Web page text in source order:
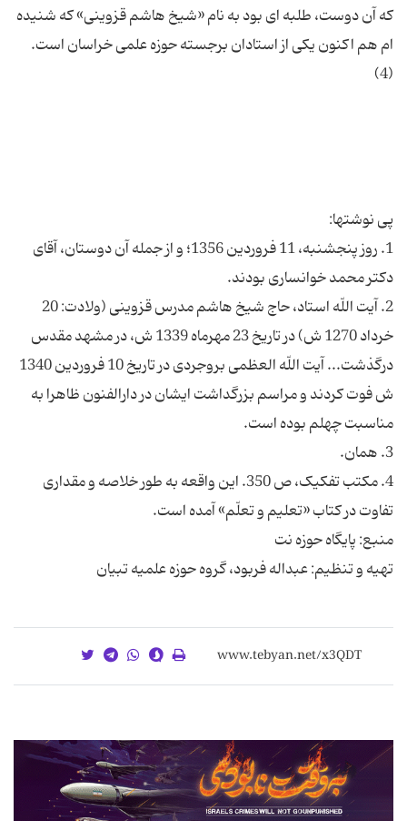
که آن دوست، طلبه ای بود به نام «شیخ هاشم قزوینی» که شنیده
ام هم اکنون یکی از استادان برجسته حوزه علمی خراسان است.
1. روز پنجشنبه، 11 فروردین 1356؛ و از جمله آن دوستان، آقای
2. آیت اللّه استاد، حاج شیخ هاشم مدرس قزوینی (ولادت: 20
خرداد 1270 ش) در تاریخ 23 مهرماه 1339 ش، در مشهد مقدس
درگذشت... آیت اللّه العظمی بروجردی در تاریخ 10 فروردین 1340
ش فوت کردند و مراسم بزرگداشت ایشان در دارالفنون ظاهرا به
4. مکتب تفکیک، ص 350. این واقعه به طور خلاصه و مقداری
تهیه و تنظیم: عبداله فربود، گروه حوزه علمیه تبیان